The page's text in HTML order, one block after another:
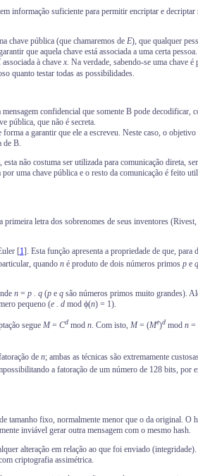
informação suficiente para permitir encriptar e decriptar
chave pública (que chamaremos de E), que qualquer
que aquela chave está associada a uma certa
associada à chave x. Na verdade, sabendo-se uma chave é
quanto testar todas as possibilidades.
confidencial que somente B pode decodificar,
pública, que não é secreta.
a garantir que ele a escreveu. Neste caso, o objetivo
de B.
não costuma ser utilizada para comunicação direta,
uma chave pública e o resto da comunicação é feito
letra dos sobrenomes de seus inventores
[1]. Esta função apresenta a propriedade de que, para
quando né produto de dois números primos pe q
n= p. q(pe qsão números primos muito grandes).
pequeno (e. dmod ϕ(n) = 1).
segue M= Cdmod n. Com isto, M= (Me)dmod n=
de n; ambas as técnicas são extremamente
a fatoração de um número de 128 bits, por
tamanho fixo, normalmente menor que o da original. O
inviável gerar outra mensagem com o mesmo hash.
alteração em relação ao que foi enviado
criptografia assimétrica.